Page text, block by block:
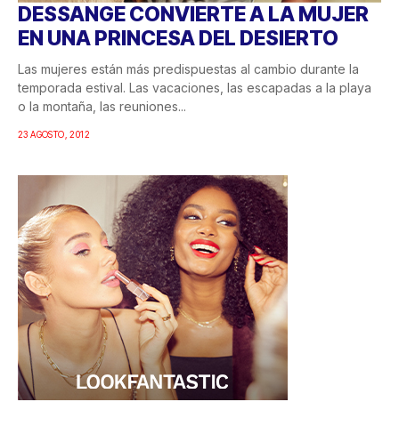
DESSANGE CONVIERTE A LA MUJER
EN UNA PRINCESA DEL DESIERTO
Las mujeres están más predispuestas al cambio durante la
temporada estival. Las vacaciones, las escapadas a la playa
o la montaña, las reuniones...
23 AGOSTO, 2012